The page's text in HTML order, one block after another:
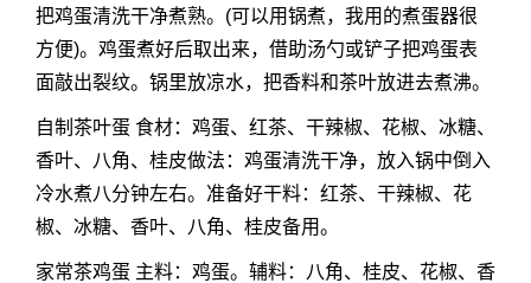
把鸡蛋清洗干净煮熟。(可以用锅煮，我用的煮蛋器很
方便)。鸡蛋煮好后取出来，借助汤勺或铲子把鸡蛋表
面敲出裂纹。锅里放凉水，把香料和茶叶放进去煮沸。
自制茶叶蛋 食材：鸡蛋、红茶、干辣椒、花椒、冰糖、
香叶、八角、桂皮做法：鸡蛋清洗干净，放入锅中倒入
冷水煮八分钟左右。准备好干料：红茶、干辣椒、花
椒、冰糖、香叶、八角、桂皮备用。
家常茶鸡蛋 主料：鸡蛋。辅料：八角、桂皮、花椒、香